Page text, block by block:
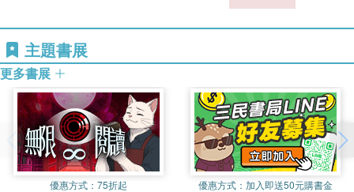
主題書展
更多書展
優惠方式： 75折起 優惠方式： 加入即送50元購書金